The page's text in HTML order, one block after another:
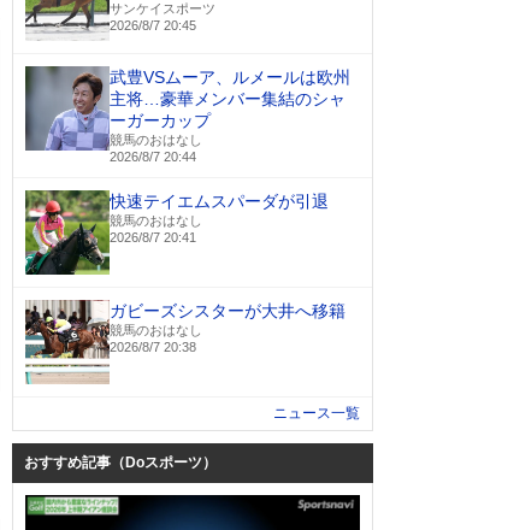
サンケイスポーツ
2026/8/7 20:45
武豊VSムーア、ルメールは欧州
主将…豪華メンバー集結のシャ
ーガーカップ
競馬のおはなし
2026/8/7 20:44
快速テイエムスパーダが引退
競馬のおはなし
2026/8/7 20:41
ガビーズシスターが大井へ移籍
競馬のおはなし
2026/8/7 20:38
ニュース一覧
おすすめ記事（Doスポーツ）